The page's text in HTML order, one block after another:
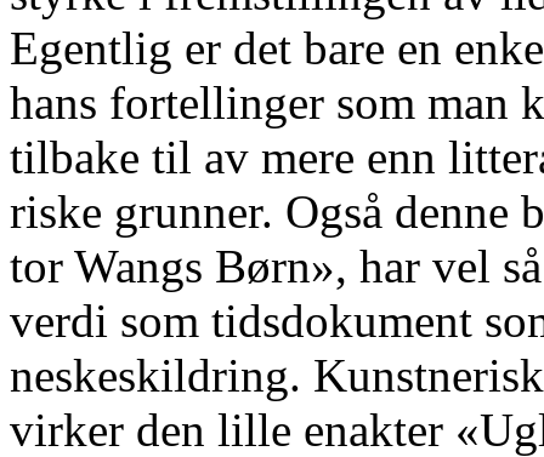
Egentlig er det bare en
hans fortellinger som man
tilbake til av mere enn
riske grunner. Også denne
tor Wangs Børn», har vel
verdi som tidsdokument
neskeskildring.
virker den lille enakter